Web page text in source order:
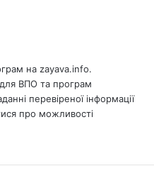
на zayava.info.
для ВПО та програм
перевіреної інформації
про можливості